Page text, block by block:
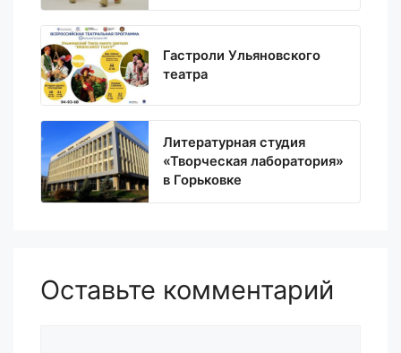
Гастроли Ульяновского
театра
Литературная студия
«Творческая лаборатория»
в Горьковке
Оставьте комментарий